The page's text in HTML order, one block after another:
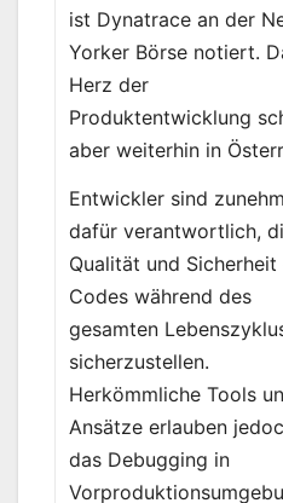
ist Dynatrace an der
Yorker Börse notiert.
Herz der
Produktentwicklung
aber weiterhin in
Entwickler sind
dafür verantwortlich,
Qualität und Sicherheit
Codes während des
gesamten
sicherzustellen.
Herkömmliche Tools
Ansätze erlauben
das Debugging in